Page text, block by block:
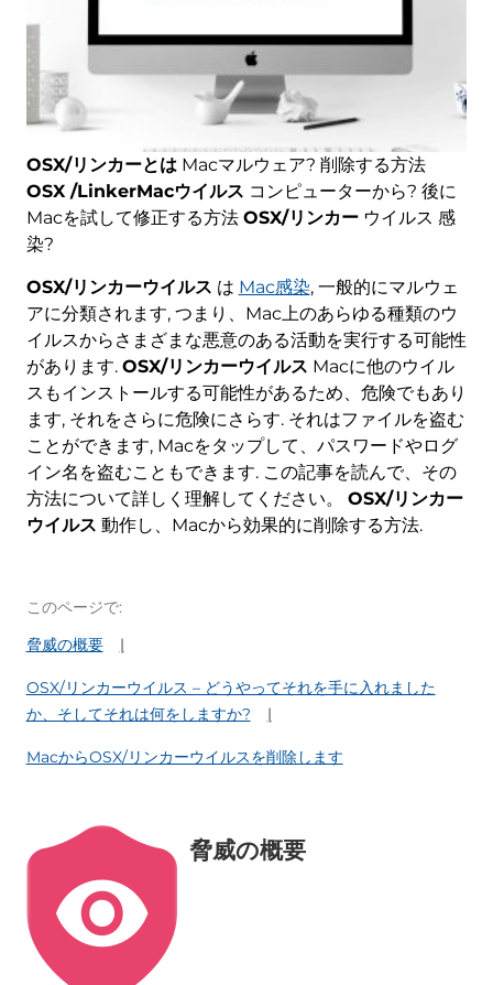
OSX/リンカーとはMacマルウェア? 削除する方法
OSX /LinkerMacウイルス コンピューターから? 後に
Macを試して修正する方法 OSX/リンカーウイルス 感
染?
OSX/リンカーウイルス は Mac感染, 一般的にマルウェ
アに分類されます, つまり、Mac上のあらゆる種類のウ
イルスからさまざまな悪意のある活動を実行する可能性
があります. OSX/リンカーウイルス Macに他のウイル
スもインストールする可能性があるため、危険でもあり
ます, それをさらに危険にさらす. それはファイルを盗む
ことができます, Macをタップして、パスワードやログ
イン名を盗むこともできます. この記事を読んで、その
方法について詳しく理解してください。 OSX/リンカー
ウイルス 動作し、Macから効果的に削除する方法.
このページで:
脅威の概要
OSX/リンカーウイルス – どうやってそれを手に入れました
か、そしてそれは何をしますか?
MacからOSX/リンカーウイルスを削除します
脅威の概要